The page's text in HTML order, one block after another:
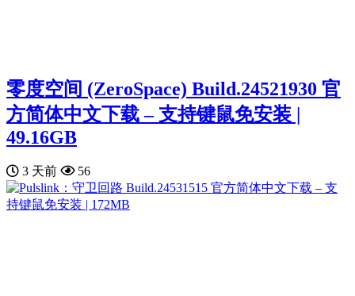
零度空间 (ZeroSpace) Build.24521930 官
方简体中文下载 – 支持键鼠免安装 |
49.16GB
3 天前 56